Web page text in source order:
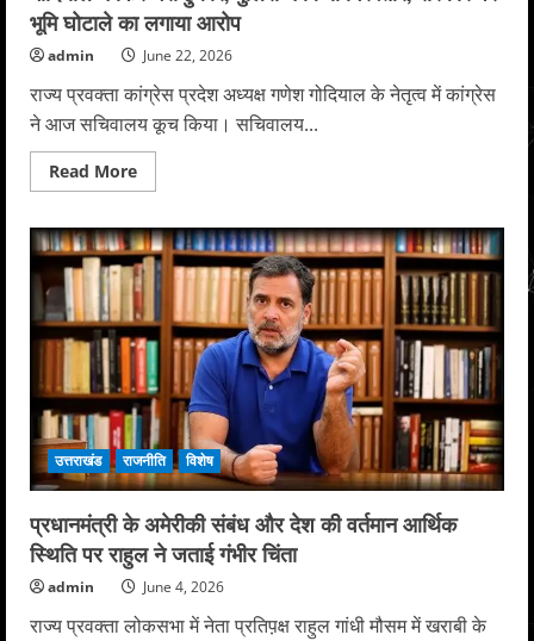
भूमि घोटाले का लगाया आरोप
admin June 22, 2026
राज्य प्रवक्ता कांग्रेस प्रदेश अध्यक्ष गणेश गोदियाल के नेतृत्व में कांग्रेस
ने आज सचिवालय कूच किया। सचिवालय...
Read MoreRead
more
ने
फिर
भरी
हुंकार,
पुलिस
ने
किया
गिरफ्तार,
सरकार
पर
भूमि
घोटाले
का
लगाया
आरोप
उत्तराखंड राजनीति विशेष
प्रधानमंत्री के अमेरीकी संबंध और देश की वर्तमान आर्थिक
स्थिति पर राहुल ने जताई गंभीर चिंता
admin June 4, 2026
राज्य प्रवक्ता लोकसभा में नेता प्रतिप़क्ष राहुल गांधी मौसम में खराबी के